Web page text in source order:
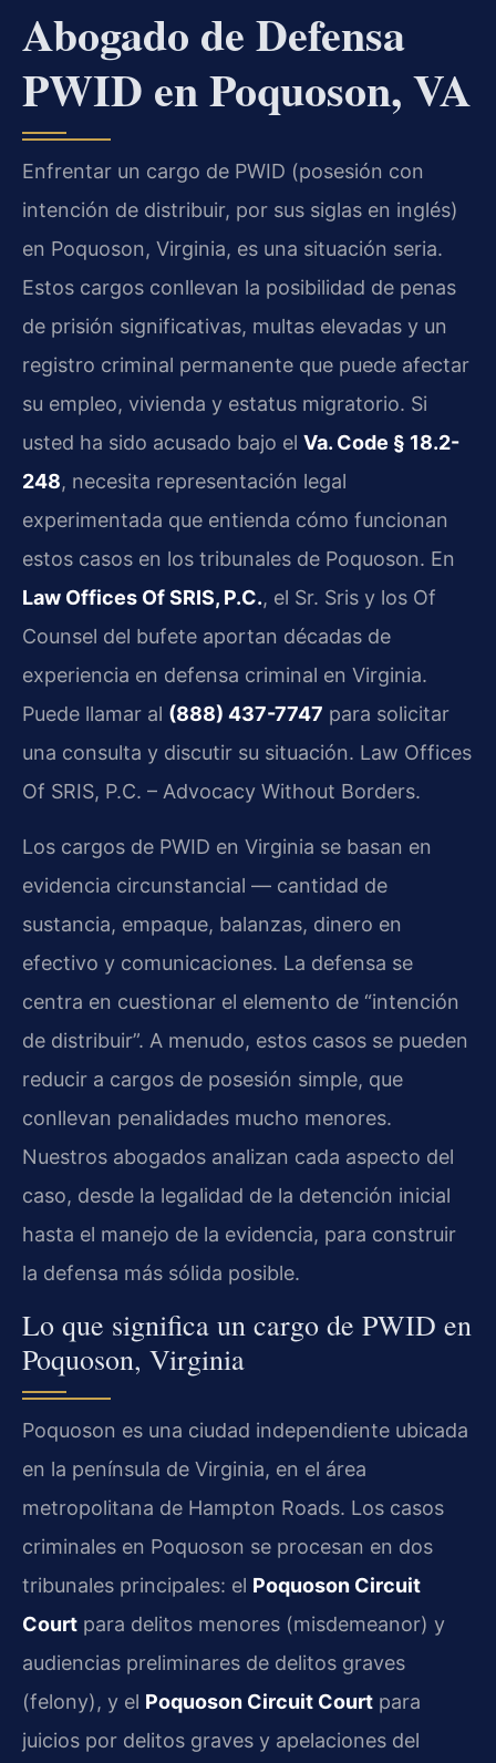
Abogado de Defensa
PWID en Poquoson, VA
Enfrentar un cargo de PWID (posesión con
intención de distribuir, por sus siglas en inglés)
en Poquoson, Virginia, es una situación seria.
Estos cargos conllevan la posibilidad de penas
de prisión significativas, multas elevadas y un
registro criminal permanente que puede afectar
su empleo, vivienda y estatus migratorio. Si
usted ha sido acusado bajo el Va. Code § 18.2-
248, necesita representación legal
experimentada que entienda cómo funcionan
estos casos en los tribunales de Poquoson. En
Law Offices Of SRIS, P.C., el Sr. Sris y los Of
Counsel del bufete aportan décadas de
experiencia en defensa criminal en Virginia.
Puede llamar al (888) 437-7747 para solicitar
una consulta y discutir su situación. Law Offices
Of SRIS, P.C. – Advocacy Without Borders.
Los cargos de PWID en Virginia se basan en
evidencia circunstancial — cantidad de
sustancia, empaque, balanzas, dinero en
efectivo y comunicaciones. La defensa se
centra en cuestionar el elemento de “intención
de distribuir”. A menudo, estos casos se pueden
reducir a cargos de posesión simple, que
conllevan penalidades mucho menores.
Nuestros abogados analizan cada aspecto del
caso, desde la legalidad de la detención inicial
hasta el manejo de la evidencia, para construir
la defensa más sólida posible.
Lo que significa un cargo de PWID en
Poquoson, Virginia
Poquoson es una ciudad independiente ubicada
en la península de Virginia, en el área
metropolitana de Hampton Roads. Los casos
criminales en Poquoson se procesan en dos
tribunales principales: el Poquoson Circuit
Court para delitos menores (misdemeanor) y
audiencias preliminares de delitos graves
(felony), y el Poquoson Circuit Court para
juicios por delitos graves y apelaciones del